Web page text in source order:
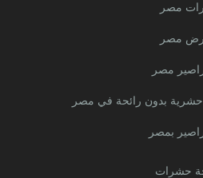
مصر
مصر
مصر
بدون رائحة في مصر
بمصر
حشرات